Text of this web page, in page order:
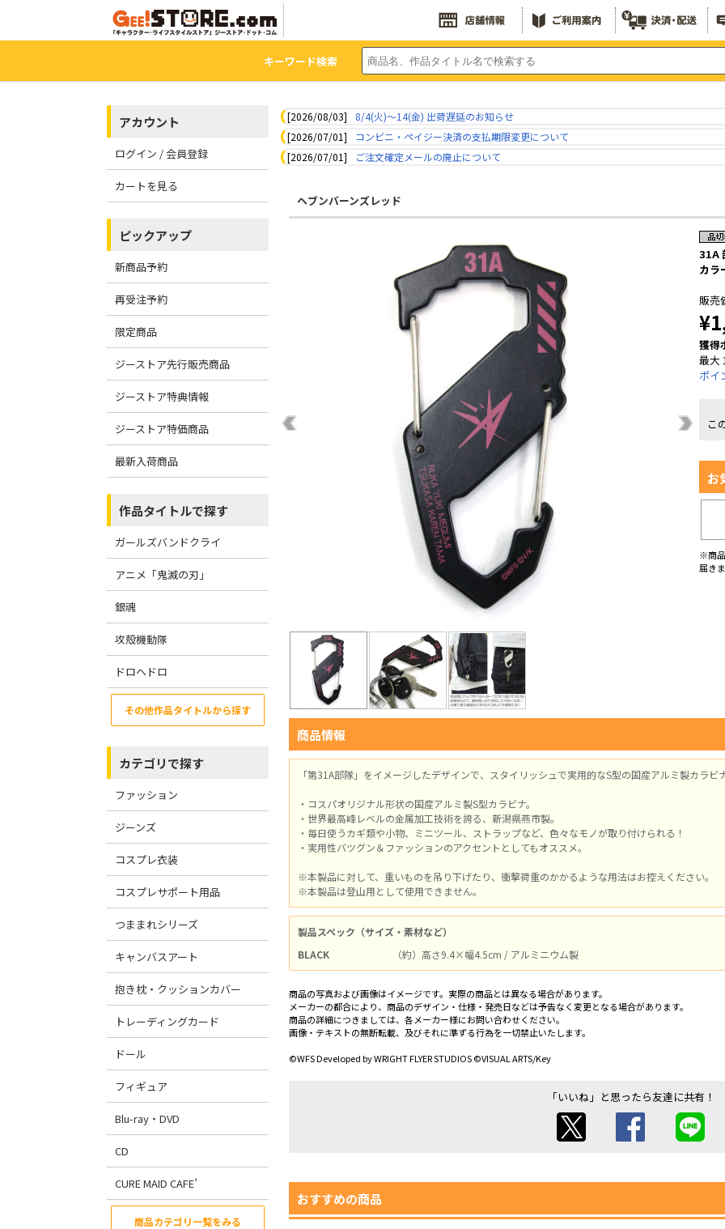
キーワード検索
アカウント
ログイン / 会員登録
カートを見る
ピックアップ
新商品予約
再受注予約
限定商品
ジーストア先行販売商品
ジーストア特典情報
ジーストア特価商品
最新入荷商品
作品タイトルで探す
ガールズバンドクライ
アニメ「鬼滅の刃」
銀魂
攻殻機動隊
ドロヘドロ
その他作品タイトルから探す
カテゴリで探す
ファッション
ジーンズ
コスプレ衣装
コスプレサポート用品
つままれシリーズ
キャンバスアート
抱き枕・クッションカバー
トレーディングカード
ドール
フィギュア
Blu-ray・DVD
CD
CURE MAID CAFE’
商品カテゴリ一覧をみる
[2026/08/03]
8/4(火)～14(金) 出荷遅延のお知らせ
[2026/07/01]
コンビニ・ペイジー決済の支払期限変更について
[2026/07/01]
ご注文確定メールの廃止について
ヘブンバーンズレッド
31A
カラ
販売
獲得
最大
ポイ
こ
お
※商
届き
商品情報
「第31A部隊」をイメージしたデザインで、スタイリッシュで実用的なS型の国産アルミ製カラビ
・コスパオリジナル形状の国産アルミ製S型カラビナ。
・世界最高峰レベルの金属加工技術を誇る、新潟県燕市製。
・毎日使うカギ類や小物、ミニツール、ストラップなど、色々なモノが取り付けられる！
・実用性バツグン＆ファッションのアクセントとしてもオススメ。
※本製品に対して、重いものを吊り下げたり、衝撃荷重のかかるような用法はお控えください。
※本製品は登山用として使用できません。
製品スペック（サイズ・素材など）
BLACK
（約）高さ9.4×幅4.5cm / アルミニウム製
商品の写真および画像はイメージです。実際の商品とは異なる場合があります。
メーカーの都合により、商品のデザイン・仕様・発売日などは予告なく変更となる場合があります。
商品の詳細につきましては、各メーカー様にお問い合わせください。
画像・テキストの無断転載、及びそれに準ずる行為を一切禁止いたします。
©WFS Developed by WRIGHT FLYER STUDIOS ©VISUAL ARTS/Key
「いいね」と思ったら友達に共有！
おすすめの商品